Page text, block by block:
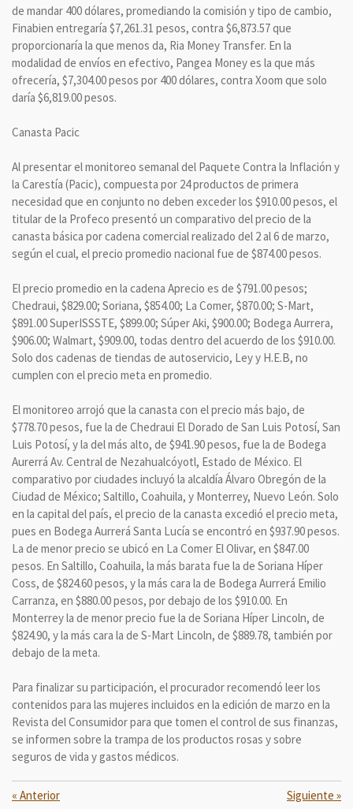
de mandar 400 dólares, promediando la comisión y tipo de cambio,
Finabien entregaría $7,261.31 pesos, contra $6,873.57 que
proporcionaría la que menos da, Ria Money Transfer. En la
modalidad de envíos en efectivo, Pangea Money es la que más
ofrecería, $7,304.00 pesos por 400 dólares, contra Xoom que solo
daría $6,819.00 pesos.
Canasta Pacic
Al presentar el monitoreo semanal del Paquete Contra la Inflación y
la Carestía (Pacic), compuesta por 24 productos de primera
necesidad que en conjunto no deben exceder los $910.00 pesos, el
titular de la Profeco presentó un comparativo del precio de la
canasta básica por cadena comercial realizado del 2 al 6 de marzo,
según el cual, el precio promedio nacional fue de $874.00 pesos.
El precio promedio en la cadena Aprecio es de $791.00 pesos;
Chedraui, $829.00; Soriana, $854.00; La Comer, $870.00; S-Mart,
$891.00 SuperISSSTE, $899.00; Súper Aki, $900.00; Bodega Aurrera,
$906.00; Walmart, $909.00, todas dentro del acuerdo de los $910.00.
Solo dos cadenas de tiendas de autoservicio, Ley y H.E.B, no
cumplen con el precio meta en promedio.
El monitoreo arrojó que la canasta con el precio más bajo, de
$778.70 pesos, fue la de Chedraui El Dorado de San Luis Potosí, San
Luis Potosí, y la del más alto, de $941.90 pesos, fue la de Bodega
Aurerrá Av. Central de Nezahualcóyotl, Estado de México. El
comparativo por ciudades incluyó la alcaldía Álvaro Obregón de la
Ciudad de México; Saltillo, Coahuila, y Monterrey, Nuevo León. Solo
en la capital del país, el precio de la canasta excedió el precio meta,
pues en Bodega Aurrerá Santa Lucía se encontró en $937.90 pesos.
La de menor precio se ubicó en La Comer El Olivar, en $847.00
pesos. En Saltillo, Coahuila, la más barata fue la de Soriana Híper
Coss, de $824.60 pesos, y la más cara la de Bodega Aurrerá Emilio
Carranza, en $880.00 pesos, por debajo de los $910.00. En
Monterrey la de menor precio fue la de Soriana Híper Lincoln, de
$824.90, y la más cara la de S-Mart Lincoln, de $889.78, también por
debajo de la meta.
Para finalizar su participación, el procurador recomendó leer los
contenidos para las mujeres incluidos en la edición de marzo en la
Revista del Consumidor para que tomen el control de sus finanzas,
se informen sobre la trampa de los productos rosas y sobre
seguros de vida y gastos médicos.
« Anterior Siguiente »